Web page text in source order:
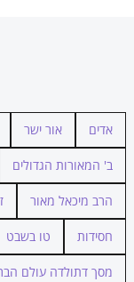
אדים אור ישר
ב' המאורות הגדולים
הרב מיכאל מאור
חסידות טו בשבט
מסך דתולדה עולם